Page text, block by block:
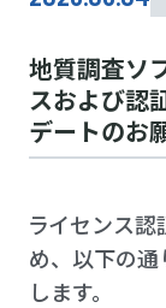
地質調査ソ
スおよび認
デートのお
ライセンス認証システムのセキュリティ強化のた
め、以下の
します。